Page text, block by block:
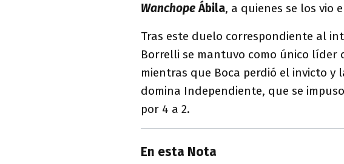
WanchopeÁbila, a quienes se los vio
Tras este duelo correspondiente al
Borrelli se mantuvo como único líder
mientras que Boca perdió el invicto y
domina Independiente, que se
por 4 a 2.
En esta Nota